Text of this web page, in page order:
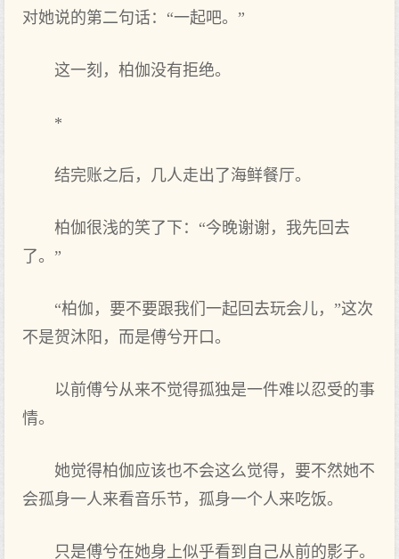
对她说的第二句话：“一起吧。”
这一刻，柏伽没有拒绝。
*
结完账之后，几人走出了海鲜餐厅。
柏伽很浅的笑了下：“今晚谢谢，我先回去
了。”
“柏伽，要不要跟我们一起回去玩会儿，”这次
不是贺沐阳，而是傅兮开口。
以前傅兮从来不觉得孤独是一件难以忍受的事
情。
她觉得柏伽应该也不会这么觉得，要不然她不
会孤身一人来看音乐节，孤身一个人来吃饭。
只是傅兮在她身上似乎看到自己从前的影子。